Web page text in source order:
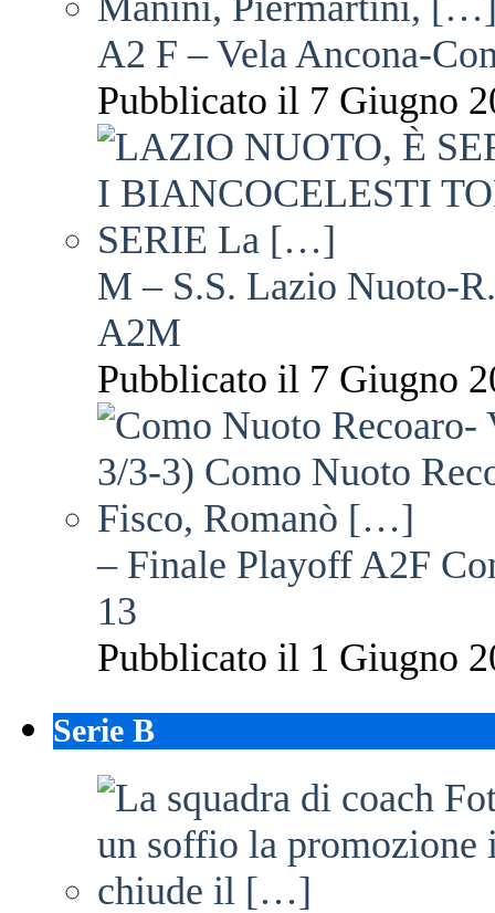
A2 F – Vela Ancona-
Pubblicato il 7 Giugno
M – S.S. Lazio Nuoto-
A2M
Pubblicato il 7 Giugno
– Finale Playoff A2F
13
Pubblicato il 1 Giugno
Serie B